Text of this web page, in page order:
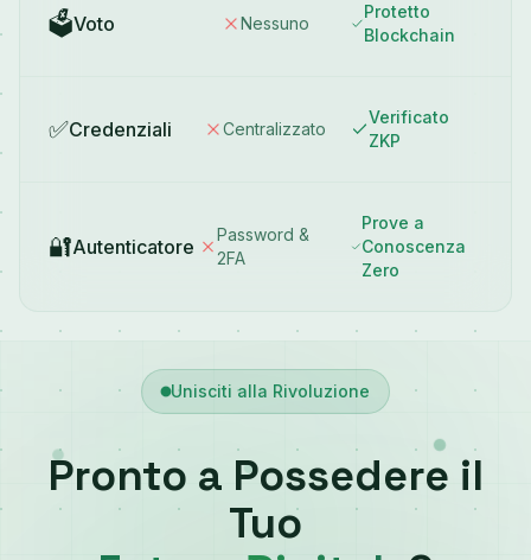
Transazioni Commerciali
intellettuale
🗳️Voto Nessuno
Protetto
Blockchain
✅Credenziali Centralizzato
Verificato
ZKP
🔐Autenticatore
Password &
2FA
Prove a
Conoscenza
Zero
Unisciti alla Rivoluzione
Pronto a Possedere il
Tuo